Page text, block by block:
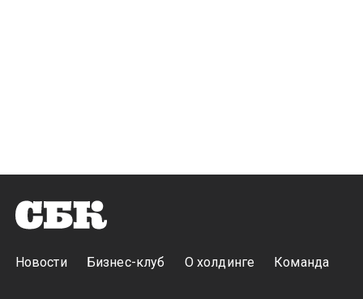
Новости Бизнес-клуб О холдинге Команда